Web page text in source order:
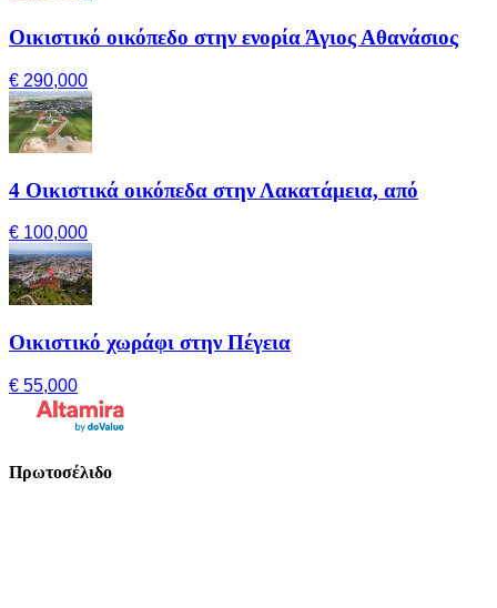
Οικιστικό οικόπεδο στην ενορία Άγιος Αθανάσιος
€ 290,000
4 Οικιστικά οικόπεδα στην Λακατάμεια, από
€ 100,000
Οικιστικό χωράφι στην Πέγεια
€ 55,000
Πρωτοσέλιδο